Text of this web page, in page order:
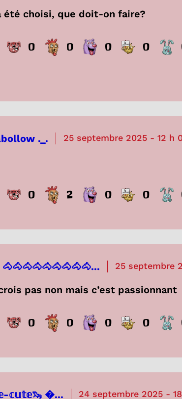
été choisi, que doit-on faire?
0 0 0 0
._. 25 septembre 2025 - 12 h
0 2 0 0
25 septembre
pas non mais c’est passionnant
0 0 0 0
𝕔𝕦𝕥𝕖🦦 ... 24 septembre 2025 -